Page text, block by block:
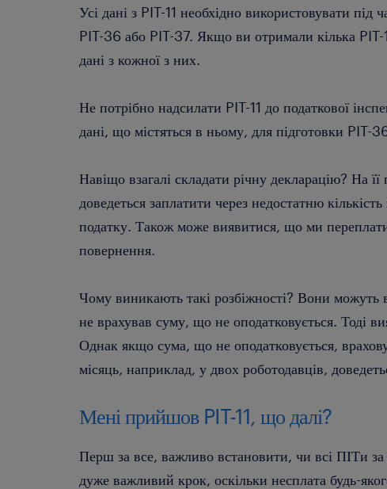
Усі дані з PIT-11 необхідно використовувати під
PIT-36 або PIT-37. Якщо ви отримали кілька PIT-
дані з кожної з них.
Не потрібно надсилати PIT-11 до податкової
дані, що містяться в ньому, для підготовки PIT-
Навіщо взагалі складати річну декларацію? На
доведеться заплатити через недостатню
податку. Також може виявитися, що ми
повернення.
Чому виникають такі розбіжності? Вони
не врахував суму, що не оподатковується. Тоді
Однак якщо сума, що не оподатковується,
місяць, наприклад, у двох роботодавців,
Мені прийшов PIT-11, що далі?
Перш за все, важливо встановити, чи всі ПІТи
дуже важливий крок, оскільки несплата будь-